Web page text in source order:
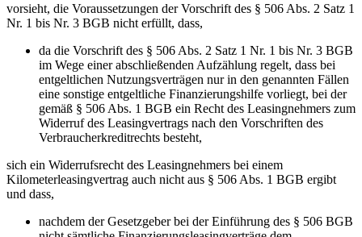
vorsieht, die Voraussetzungen der Vorschrift des § 506 Abs. 2 Satz 1
Nr. 1 bis Nr. 3 BGB nicht erfüllt, dass,
da die Vorschrift des § 506 Abs. 2 Satz 1 Nr. 1 bis Nr. 3 BGB
im Wege einer abschließenden Aufzählung regelt, dass bei
entgeltlichen Nutzungsverträgen nur in den genannten Fällen
eine sonstige entgeltliche Finanzierungshilfe vorliegt, bei der
gemäß § 506 Abs. 1 BGB ein Recht des Leasingnehmers zum
Widerruf des Leasingvertrags nach den Vorschriften des
Verbraucherkreditrechts besteht,
sich ein Widerrufsrecht des Leasingnehmers bei einem
Kilometerleasingvertrag auch nicht aus § 506 Abs. 1 BGB ergibt
und dass,
nachdem der Gesetzgeber bei der Einführung des § 506 BGB